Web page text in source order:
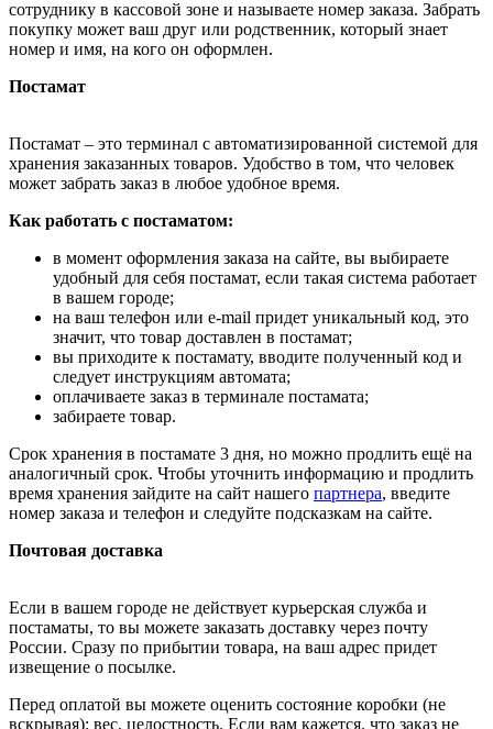
сотруднику в кассовой зоне и называете номер заказа. Забрать
покупку может ваш друг или родственник, который знает
номер и имя, на кого он оформлен.
Постамат
Постамат – это терминал с автоматизированной системой для
хранения заказанных товаров. Удобство в том, что человек
может забрать заказ в любое удобное время.
Как работать с постаматом:
в момент оформления заказа на сайте, вы выбираете
удобный для себя постамат, если такая система работает
в вашем городе;
на ваш телефон или e-mail придет уникальный код, это
значит, что товар доставлен в постамат;
вы приходите к постамату, вводите полученный код и
следует инструкциям автомата;
оплачиваете заказ в терминале постамата;
забираете товар.
Срок хранения в постамате 3 дня, но можно продлить ещё на
аналогичный срок. Чтобы уточнить информацию и продлить
время хранения зайдите на сайт нашего партнера, введите
номер заказа и телефон и следуйте подсказкам на сайте.
Почтовая доставка
Если в вашем городе не действует курьерская служба и
постаматы, то вы можете заказать доставку через почту
России. Сразу по прибытии товара, на ваш адрес придет
извещение о посылке.
Перед оплатой вы можете оценить состояние коробки (не
вскрывая): вес, целостность. Если вам кажется, что заказ не